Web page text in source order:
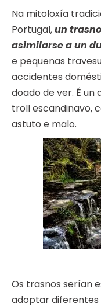
Na mitoloxía
Portugal,un
asimilarse a un
e pequenas
accidentes
doado de ver. É
troll escandinavo,
astuto e malo.
Os trasnos serían
adoptar diferentes